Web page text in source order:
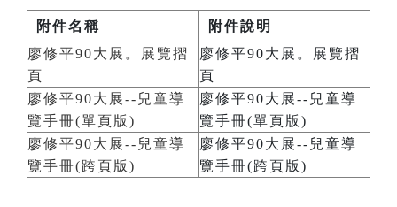
附件名稱
附件說明
廖修平90大展。展覽摺
頁
廖修平90大展。展覽摺
頁
廖修平90大展--兒童導
覽手冊(單頁版)
廖修平90大展--兒童導
覽手冊(單頁版)
廖修平90大展--兒童導
覽手冊(跨頁版)
廖修平90大展--兒童導
覽手冊(跨頁版)